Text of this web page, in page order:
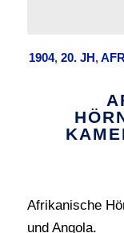
1904, 20. JH,
Afrikanische
und Angola.